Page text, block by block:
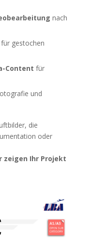
nach
gestochen
Content für
und
die
oder
zeigen Ihr Projekt